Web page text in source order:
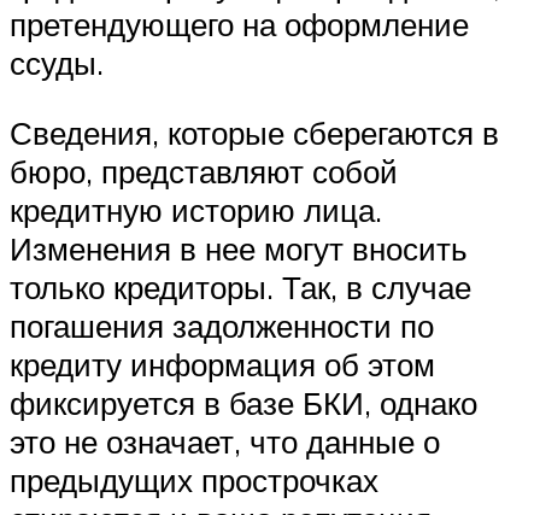
претендующего на оформление
ссуды.
Сведения, которые сберегаются в
бюро, представляют собой
кредитную историю лица.
Изменения в нее могут вносить
только кредиторы. Так, в случае
погашения задолженности по
кредиту информация об этом
фиксируется в базе БКИ, однако
это не означает, что данные о
предыдущих прострочках